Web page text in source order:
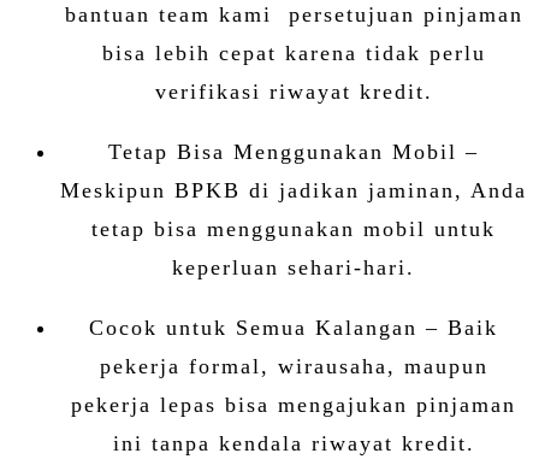
bantuan team kami persetujuan pinjaman
bisa lebih cepat karena tidak perlu
verifikasi riwayat kredit.
Tetap Bisa Menggunakan Mobil –
Meskipun BPKB di jadikan jaminan, Anda
tetap bisa menggunakan mobil untuk
keperluan sehari-hari.
Cocok untuk Semua Kalangan – Baik
pekerja formal, wirausaha, maupun
pekerja lepas bisa mengajukan pinjaman
ini tanpa kendala riwayat kredit.